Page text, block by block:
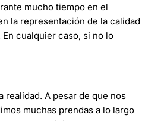
mucho tiempo en el
la representación de la calidad
cualquier caso, si no lo
realidad. A pesar de que nos
muchas prendas a lo largo